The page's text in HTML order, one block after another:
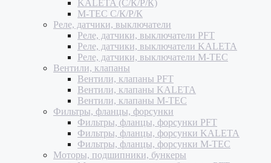
KALETA (С/К/Р/К)
M-TEC С/К/Р/К
Реле, датчики, выключатели
Реле, датчики, выключатели PFT
Реле, датчики, выключатели KALETA
Реле, датчики, выключатели M-TEC
Вентили, клапаны
Вентили, клапаны PFT
Вентили, клапаны KALETA
Вентили, клапаны M-TEC
Фильтры, фланцы, форсунки
Фильтры, фланцы, форсунки PFT
Фильтры, фланцы, форсунки KALETA
Фильтры, фланцы, форсунки M-TEC
Моторы, подшипники, бункеры